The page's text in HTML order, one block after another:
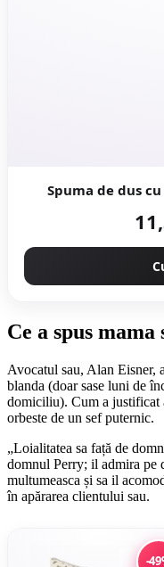
Spuma de dus
Ce a spus
Avocatul sau, Alan Eisner,
blanda (doar sase luni de
domiciliu). Cum a justificat
orbeste de un sef puternic.
„Loialitatea sa față de
domnul Perry; il admira pe
multumeasca și sa il
în apărarea clientului sau.
-